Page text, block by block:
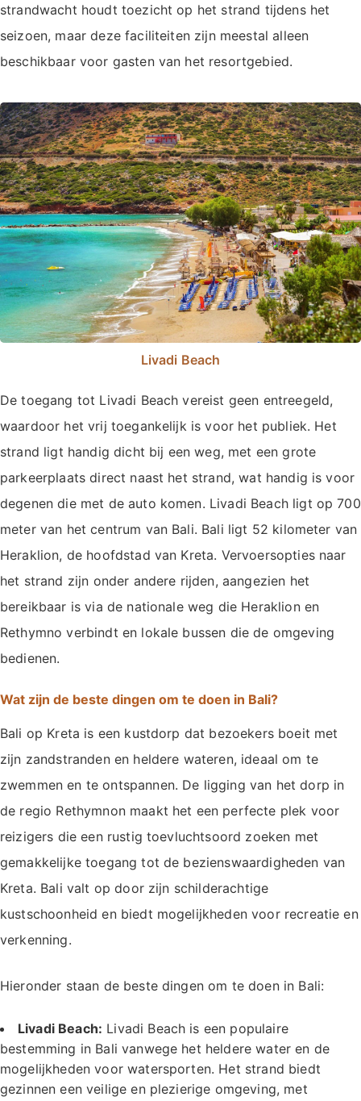
strandwacht houdt toezicht op het strand tijdens het
seizoen, maar deze faciliteiten zijn meestal alleen
beschikbaar voor gasten van het resortgebied.
Livadi Beach
De toegang tot Livadi Beach vereist geen entreegeld,
waardoor het vrij toegankelijk is voor het publiek. Het
strand ligt handig dicht bij een weg, met een grote
parkeerplaats direct naast het strand, wat handig is voor
degenen die met de auto komen. Livadi Beach ligt op 700
meter van het centrum van Bali. Bali ligt 52 kilometer van
Heraklion, de hoofdstad van Kreta. Vervoersopties naar
het strand zijn onder andere rijden, aangezien het
bereikbaar is via de nationale weg die Heraklion en
Rethymno verbindt en lokale bussen die de omgeving
bedienen.
Wat zijn de beste dingen om te doen in Bali?
Bali op Kreta is een kustdorp dat bezoekers boeit met
zijn zandstranden en heldere wateren, ideaal om te
zwemmen en te ontspannen. De ligging van het dorp in
de regio Rethymnon maakt het een perfecte plek voor
reizigers die een rustig toevluchtsoord zoeken met
gemakkelijke toegang tot de bezienswaardigheden van
Kreta. Bali valt op door zijn schilderachtige
kustschoonheid en biedt mogelijkheden voor recreatie en
verkenning.
Hieronder staan de beste dingen om te doen in Bali:
Livadi Beach: Livadi Beach is een populaire
bestemming in Bali vanwege het heldere water en de
mogelijkheden voor watersporten. Het strand biedt
gezinnen een veilige en plezierige omgeving, met